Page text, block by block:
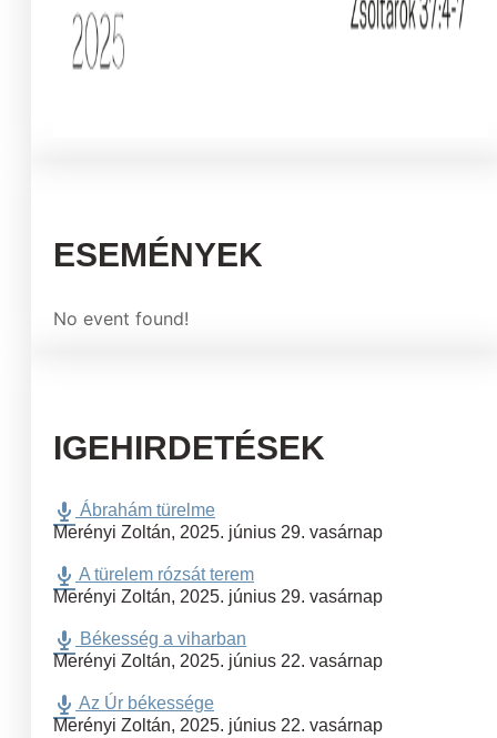
ESEMÉNYEK
No event found!
IGEHIRDETÉSEK
Ábrahám türelme
Merényi Zoltán, 2025. június 29. vasárnap
A türelem rózsát terem
Merényi Zoltán, 2025. június 29. vasárnap
Békesség a viharban
Merényi Zoltán, 2025. június 22. vasárnap
Az Úr békessége
Merényi Zoltán, 2025. június 22. vasárnap